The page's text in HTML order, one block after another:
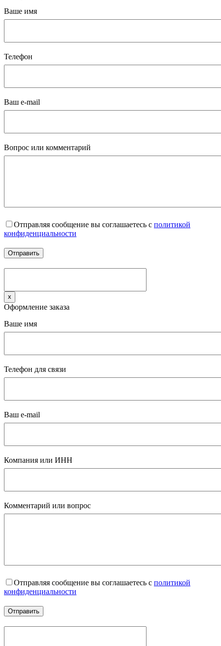
Ваше имя
Телефон
Ваш e-mail
Вопрос или комментарий
Отправляя сообщение вы соглашаетесь с политикой
конфиденциальности
x
Оформление заказа
Ваше имя
Телефон для связи
Ваш e-mail
Компания или ИНН
Комментарий или вопрос
Отправляя сообщение вы соглашаетесь с политикой
конфиденциальности